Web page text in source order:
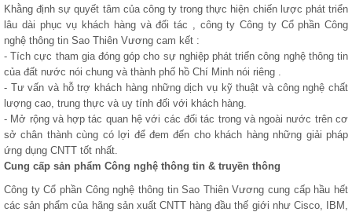
Khằng định sự quyết tâm của công ty trong thực hiện chiến lược phát triển
lâu dài phục vụ khách hàng và đối tác , công ty Công ty Cổ phần Công
nghệ thông tin Sao Thiên Vương cam kết :
- Tích cực tham gia đóng góp cho sự nghiệp phát triển công nghệ thông tin
của đất nước nói chung và thành phố hồ Chí Minh nói riêng .
- Tư vấn và hỗ trợ khách hàng những dịch vụ kỹ thuật và công nghệ chất
lượng cao, trung thực và uy tính đối với khách hàng.
- Mở rộng và hợp tác quan hệ với các đối tác trong và ngoài nước trên cơ
sở chân thành cùng có lợi để đem đến cho khách hàng những giải pháp
ứng dụng CNTT tốt nhất.
Cung cấp sản phẩm Công nghệ thông tin & truyền thông
Công ty Cổ phần Công nghệ thông tin Sao Thiên Vương cung cấp hầu hết
các sản phẩm của hãng sản xuất CNTT hàng đầu thế giới như Cisco, IBM,